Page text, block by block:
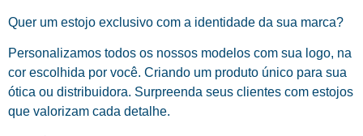
Quer um estojo exclusivo com a identidade da sua marca?
Personalizamos todos os nossos modelos com sua logo, na
cor escolhida por você. Criando um produto único para sua
ótica ou distribuidora. Surpreenda seus clientes com estojos
que valorizam cada detalhe.